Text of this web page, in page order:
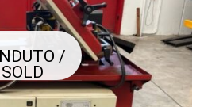
/
SOLD